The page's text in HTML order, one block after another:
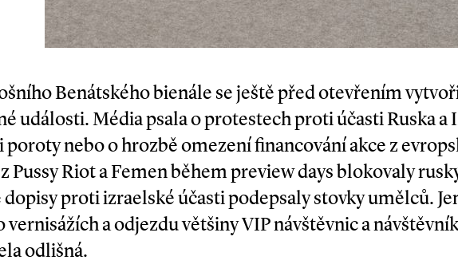
Benátského bienále se ještě před otevřením
události. Média psala o protestech proti účasti Ruska a
poroty nebo o hrozbě omezení financování akce z
Pussy Riot a Femen během preview days blokovaly
dopisy proti izrael­ské účasti podepsaly stovky umělců.
vernisážích a odjezdu většiny VIP návštěvnic a
odlišná.